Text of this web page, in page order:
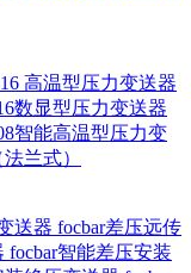
高温型压力变送器
数显型压力变送器
智能高温型压力变
兰式）
送器 focbar差压远传
focbar智能差压安装